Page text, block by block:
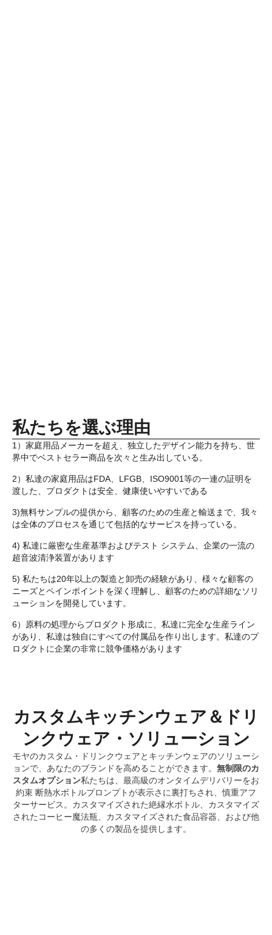
私たちを選ぶ理由
1）家庭用品メーカーを超え、独立したデザイン能力を持ち、世
界中でベストセラー商品を次々と生み出している。
2）私達の家庭用品はFDA、LFGB、ISO9001等の一連の証明を
渡した、プロダクトは安全、健康使いやすいである
3)無料サンプルの提供から、顧客のための生産と輸送まで、我々
は全体のプロセスを通じて包括的なサービスを持っている。
4) 私達に厳密な生産基準およびテスト システム、企業の一流の
超音波清浄装置があります
5) 私たちは20年以上の製造と卸売の経験があり、様々な顧客の
ニーズとペインポイントを深く理解し、顧客のための詳細なソリ
ューションを開発しています。
6）原料の処理からプロダクト形成に、私達に完全な生産ライン
があり、私達は独自にすべての付属品を作り出します。私達のプ
ロダクトに企業の非常に競争価格があります
カスタムキッチンウェア＆ドリ
ンクウェア・ソリューション
モヤのカスタム・ドリンクウェアとキッチンウェアのソリューシ
ョンで、あなたのブランドを高めることができます。 無制限のカ
スタムオプション私たちは、最高級のオンタイムデリバリーをお
約束 断熱水ボトルプロンプトが表示さに裏打ちされ、慎重アフ
ターサービス。カスタマイズされた絶縁水ボトル、カスタマイズ
されたコーヒー魔法瓶、カスタマイズされた食品容器、および他
の多くの製品を提供します。